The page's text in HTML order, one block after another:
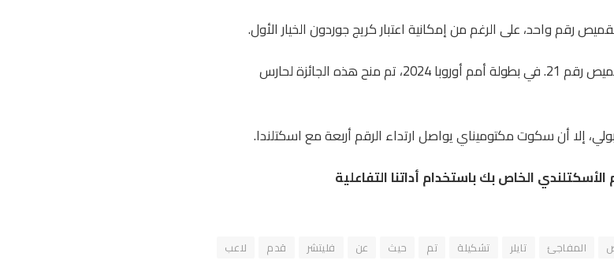
واحد، على الرغم من إمكانية اعتبار كريج جوردون الخيار الأول.
وسيرتدي الحارس المخضرم جوردون القميص رقم 21. في بطولة أمم أوروبا 2024، تم منح هذه الجائزة لحارس
إلا أن سكوت مكتوميناي يواصل ارتداء الرقم أربعة مع اسكتلندا.
الخاص بك باستخدام أداتنا التفاعلية
المفاجئ تايلر تشكيلة تم حيث عن فليتشر قدم
لاعب